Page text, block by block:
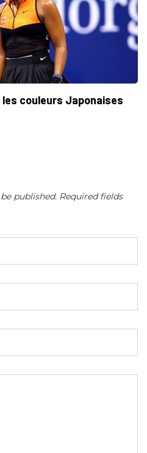
les couleurs Japonaises
published. Required fields